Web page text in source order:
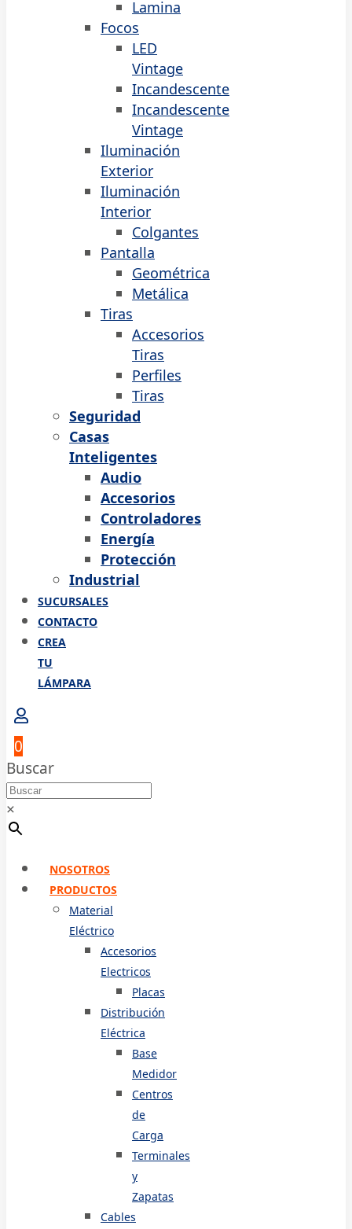
Lamina
Focos
LED
Vintage
Incandescente
Incandescente
Vintage
Iluminación
Exterior
Iluminación
Interior
Colgantes
Pantalla
Geométrica
Metálica
Tiras
Accesorios
Tiras
Perfiles
Tiras
Seguridad
Casas
Inteligentes
Audio
Accesorios
Controladores
Energía
Protección
Industrial
SUCURSALES
CONTACTO
CREA
TU
LÁMPARA
0
Buscar
×
NOSOTROS
PRODUCTOS
Material
Eléctrico
Accesorios
Electricos
Placas
Distribución
Eléctrica
Base
Medidor
Centros
de
Carga
Terminales
y
Zapatas
Cables